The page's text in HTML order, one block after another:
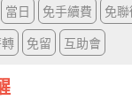
當日 免手續費 免聯
免留 互助會